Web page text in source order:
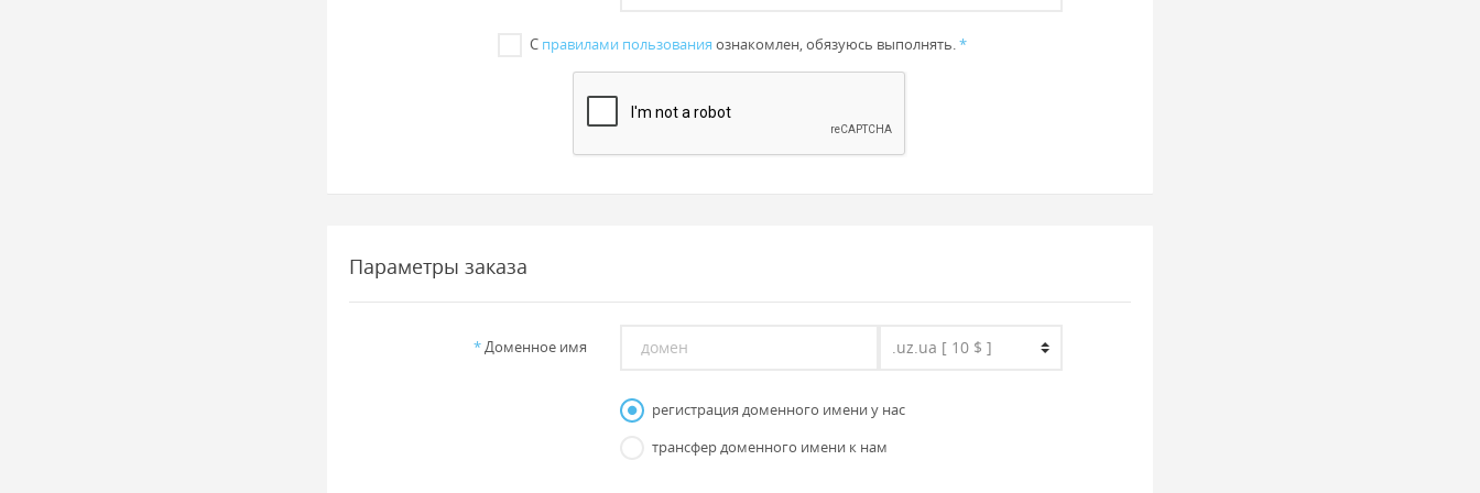
С правилами пользования ознакомлен, обязуюсь выполнять.*
Параметры заказа
*Доменное имя
регистрация доменного имени у нас
трансфер доменного имени к нам